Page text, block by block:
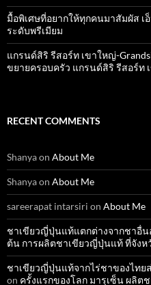
มื้อพิเศษที่อยากให้ทุกคนมาสัมผัส เ
ระดับพรีเมียม
แกรนด์สิริ​ รีสอร์ท​ เขาใหญ่​-
ขยายครอบครัว แกรนด์สิริ รีสอร์ท
RECENT COMMENTS
Shanyaon About Me
Shanyaon About Me
sareerapat intarsiri on About Me
ชาเขียวญี่ปุ่นแท้แตกต่างจากชาอื่น
ต้น การผลิตชาเขียวญี่ปุ่นแท้ ที่จังห
ชาเขียวญี่ปุ่นแท้จากไร่ชาของไทย
on ครั้งแรกของโลก มารุเซ็น ผลิต